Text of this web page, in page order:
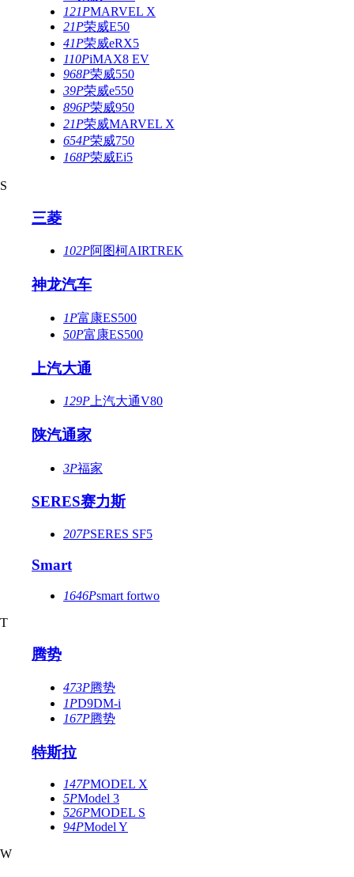
121PMARVEL X
21P荣威E50
41P荣威eRX5
110PiMAX8 EV
968P荣威550
39P荣威e550
896P荣威950
21P荣威MARVEL X
654P荣威750
168P荣威Ei5
S
三菱
102P阿图柯AIRTREK
神龙汽车
1P富康ES500
50P富康ES500
上汽大通
129P 上汽大通V80
陕汽通家
3P福家
SERES赛力斯
207PSERES SF5
Smart
1646Psmart fortwo
T
腾势
473P腾势
1PD9DM-i
167P腾势
特斯拉
147PMODEL X
5PModel 3
526PMODEL S
94PModel Y
W